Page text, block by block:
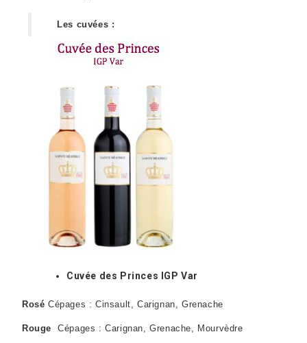
Les cuvées :
Cuvée des Princes IGP Var
Rosé Cépages : Cinsault, Carignan, Grenache
RougeCépages : Carignan, Grenache, Mourvèdre